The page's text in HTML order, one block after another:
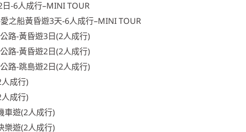
-6人成行–MINI TOUR
之船黃昏遊3天-6人成行–MINI TOUR
路-黃昏遊3日(2人成行)
路-黃昏遊2日(2人成行)
路-跳島遊2日(2人成行)
成行)
成行)
車遊(2人成行)
樂遊(2人成行)